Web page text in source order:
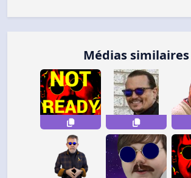
Médias similaires